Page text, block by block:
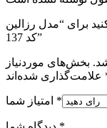
برای “مدل رزالین
کد 137”
بخش‌های موردنیاز
*